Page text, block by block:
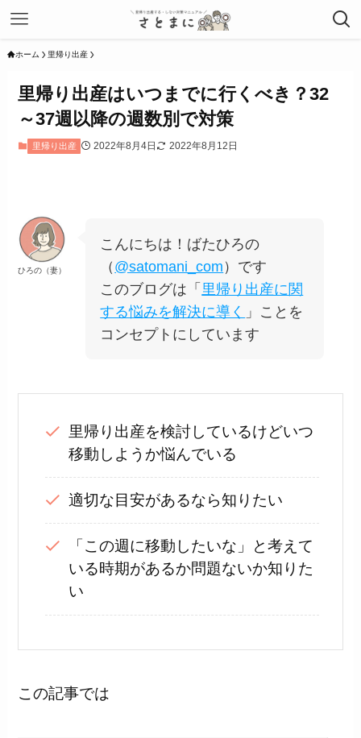
ホーム 里帰り出産
里帰り出産はいつまでに行くべき？32
～37週以降の週数別で対策
里帰り出産 2022年8月4日 2022年8月12日
ひろの（妻）
こんにちは！ばたひろの
（ @satomani_com ）です
このブログは「 里帰り出産に関
する悩みを解決に導く 」ことを
コンセプトにしています
里帰り出産を検討しているけどいつ
移動しようか悩んでいる
適切な目安があるなら知りたい
「この週に移動したいな」と考えて
いる時期があるか問題ないか知りた
い
この記事では